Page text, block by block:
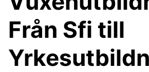
Från Sfi till